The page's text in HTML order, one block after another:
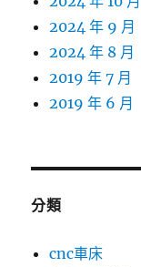
2024 年 9 月
2024 年 8 月
2019 年 7 月
2019 年 6 月
分類
cnc車床